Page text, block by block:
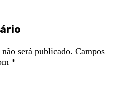
será publicado. Campos
*